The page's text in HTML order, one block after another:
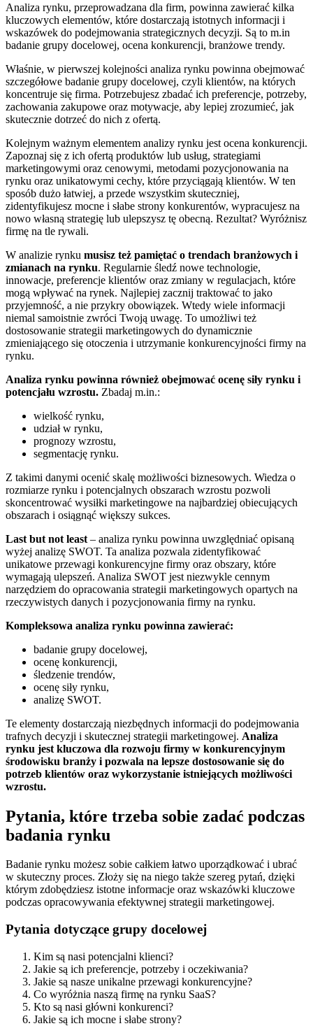
Analiza rynku, przeprowadzana dla firm, powinna zawierać kilka
kluczowych elementów, które dostarczają istotnych informacji i
wskazówek do podejmowania strategicznych decyzji. Są to m.in
badanie grupy docelowej, ocena konkurencji, branżowe trendy.
Właśnie, w pierwszej kolejności analiza rynku powinna obejmować
szczegółowe badanie grupy docelowej, czyli klientów, na których
koncentruje się firma. Potrzebujesz zbadać ich preferencje, potrzeby,
zachowania zakupowe oraz motywacje, aby lepiej zrozumieć, jak
skutecznie dotrzeć do nich z ofertą.
Kolejnym ważnym elementem analizy rynku jest ocena konkurencji.
Zapoznaj się z ich ofertą produktów lub usług, strategiami
marketingowymi oraz cenowymi, metodami pozycjonowania na
rynku oraz unikatowymi cechy, które przyciągają klientów. W ten
sposób dużo łatwiej, a przede wszystkim skuteczniej,
zidentyfikujesz mocne i słabe strony konkurentów, wypracujesz na
nowo własną strategię lub ulepszysz tę obecną. Rezultat? Wyróżnisz
firmę na tle rywali.
W analizie rynku musisz też pamiętać o trendach branżowych i
zmianach na rynku. Regularnie śledź nowe technologie,
innowacje, preferencje klientów oraz zmiany w regulacjach, które
mogą wpływać na rynek. Najlepiej zacznij traktować to jako
przyjemność, a nie przykry obowiązek. Wtedy wiele informacji
niemal samoistnie zwróci Twoją uwagę. To umożliwi też
dostosowanie strategii marketingowych do dynamicznie
zmieniającego się otoczenia i utrzymanie konkurencyjności firmy na
rynku.
Analiza rynku powinna również obejmować ocenę siły rynku i
potencjału wzrostu. Zbadaj m.in.:
wielkość rynku,
udział w rynku,
prognozy wzrostu,
segmentację rynku.
Z takimi danymi ocenić skalę możliwości biznesowych. Wiedza o
rozmiarze rynku i potencjalnych obszarach wzrostu pozwoli
skoncentrować wysiłki marketingowe na najbardziej obiecujących
obszarach i osiągnąć większy sukces.
Last but not least – analiza rynku powinna uwzględniać opisaną
wyżej analizę SWOT. Ta analiza pozwala zidentyfikować
unikatowe przewagi konkurencyjne firmy oraz obszary, które
wymagają ulepszeń. Analiza SWOT jest niezwykle cennym
narzędziem do opracowania strategii marketingowych opartych na
rzeczywistych danych i pozycjonowania firmy na rynku.
Kompleksowa analiza rynku powinna zawierać:
badanie grupy docelowej,
ocenę konkurencji,
śledzenie trendów,
ocenę siły rynku,
analizę SWOT.
Te elementy dostarczają niezbędnych informacji do podejmowania
trafnych decyzji i skutecznej strategii marketingowej. Analiza
rynku jest kluczowa dla rozwoju firmy w konkurencyjnym
środowisku branży i pozwala na lepsze dostosowanie się do
potrzeb klientów oraz wykorzystanie istniejących możliwości
wzrostu.
Pytania, które trzeba sobie zadać podczas
badania rynku
Badanie rynku możesz sobie całkiem łatwo uporządkować i ubrać
w skuteczny proces. Złoży się na niego także szereg pytań, dzięki
którym zdobędziesz istotne informacje oraz wskazówki kluczowe
podczas opracowywania efektywnej strategii marketingowej.
Pytania dotyczące grupy docelowej
Kim są nasi potencjalni klienci?
Jakie są ich preferencje, potrzeby i oczekiwania?
Jakie są nasze unikalne przewagi konkurencyjne?
Co wyróżnia naszą firmę na rynku SaaS?
Kto są nasi główni konkurenci?
Jakie są ich mocne i słabe strony?